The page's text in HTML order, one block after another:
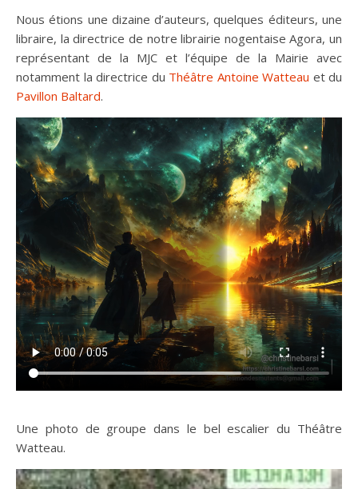
Nous étions une dizaine d’auteurs, quelques éditeurs, une
libraire, la directrice de notre librairie nogentaise Agora, un
représentant de la MJC et l’équipe de la Mairie avec
notamment la directrice du Théâtre Antoine Watteau et du
Pavillon Baltard.
Une photo de groupe dans le bel escalier du Théâtre
Watteau.